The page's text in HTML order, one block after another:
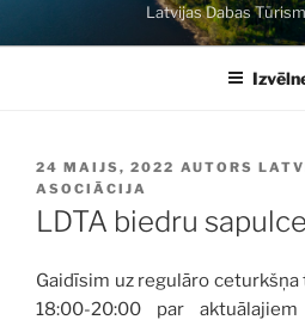
Latvijas Dabas
PUBLICĒTS
24 MAIJS, 2022 AUTORS
ASOCIĀCIJA
LDTA biedru sapulce
Gaidīsim uz regulāro
18:00-20:00 par